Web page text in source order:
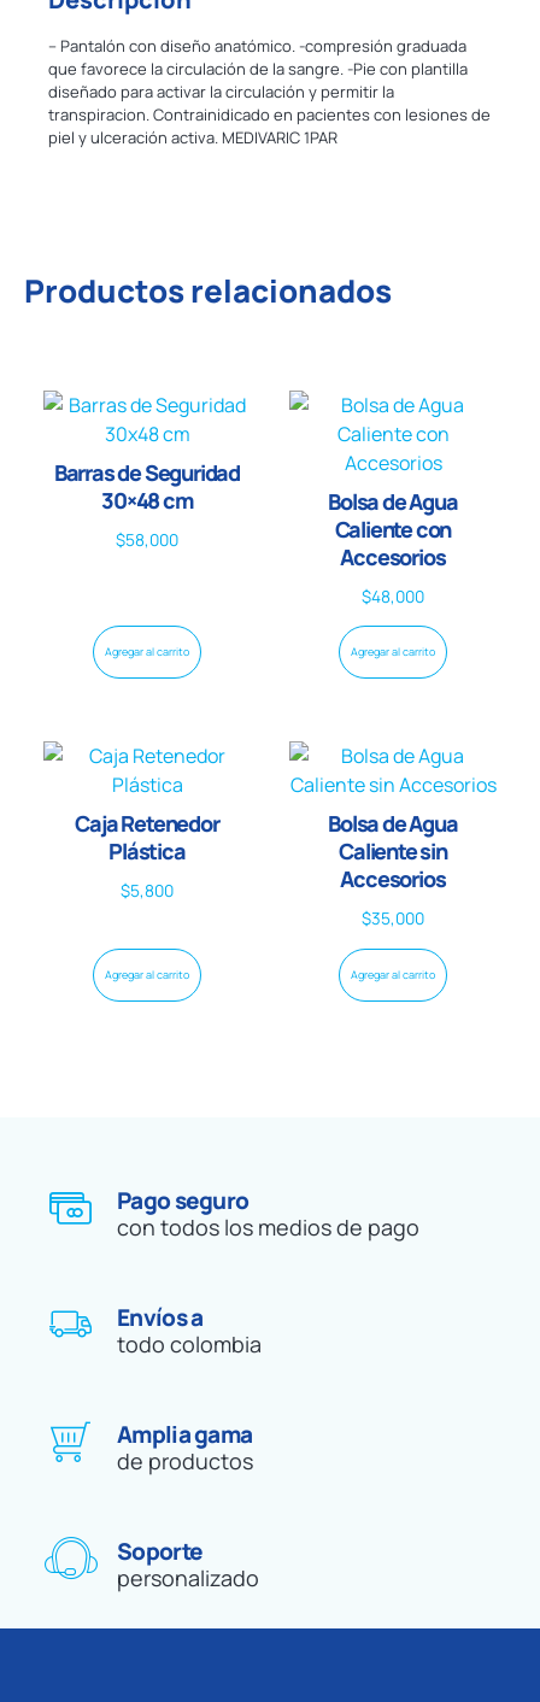
– Pantalón con diseño anatómico. -compresión graduada
que favorece la circulación de la sangre. -Pie con plantilla
diseñado para activar la circulación y permitir la
transpiracion. Contrainidicado en pacientes con lesiones de
piel y ulceración activa. MEDIVARIC 1PAR
Productos relacionados
Barras de Seguridad
30×48 cm
$58,000
Agregar al carrito
Bolsa de Agua
Caliente con
Accesorios
$48,000
Agregar al carrito
Caja Retenedor
Plástica
$5,800
Agregar al carrito
Bolsa de Agua
Caliente sin
Accesorios
$35,000
Agregar al carrito
Pago seguro
con todos los medios de pago
Envíos a
todo colombia
Amplia gama
de productos
Soporte
personalizado